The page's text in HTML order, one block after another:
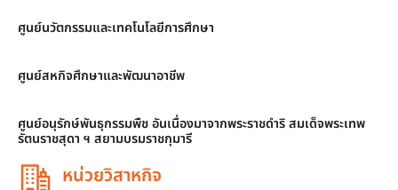
ศูนย์นวัตกรรมและเทคโนโลยีการศึกษา
ศูนย์สหกิจศึกษาและพัฒนาอาชีพ
ศูนย์อนุรักษ์พันธุกรรมพืช อันเนื่องมาจากพระราชดำริ สมเด็จพระเทพ
รัตนราชสุดา ฯ สยามบรมราชกุมารี
หน่วยวิสาหกิจ